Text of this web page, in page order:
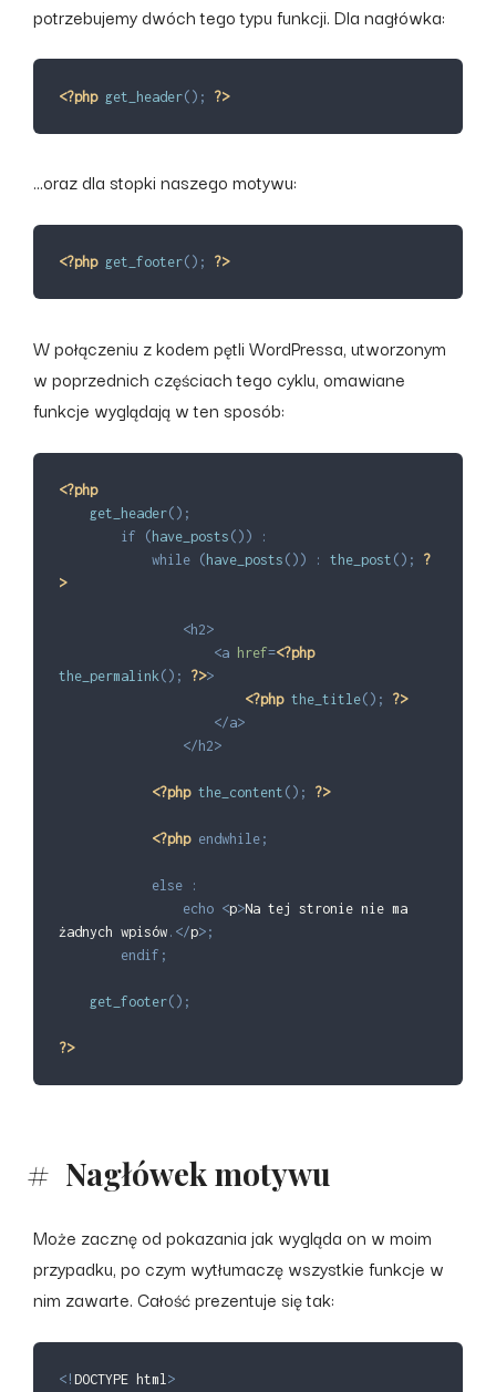
potrzebujemy dwóch tego typu funkcji. Dla nagłówka:
<?php get_header( ) ; ?>
...oraz dla stopki naszego motywu:
<?php get_footer( ) ; ?>
W połączeniu z kodem pętli WordPressa, utworzonym
w poprzednich częściach tego cyklu, omawiane
funkcje wyglądają w ten sposób:
<?php
get_header( ) ;
if
(have_posts ( ) )
:
while (have_posts ( ) ) : the_post ( ) ;
?
>
<h2>
<a href=<?php
the_permalink ( ) ; ?>>
<?php the_title( ) ;
?>
</a>
</h2>
<?php the_content ( ) ; ?>
<?php endwhile ;
else
:
echo <p>Na tej stronie nie ma
żadnych wpisów . </p> ;
endif ;
get_footer( ) ;
?>
Nagłówek motywu
Może zacznę od pokazania jak wygląda on w moim
przypadku, po czym wytłumaczę wszystkie funkcje w
nim zawarte. Całość prezentuje się tak:
<!DOCTYPE html >